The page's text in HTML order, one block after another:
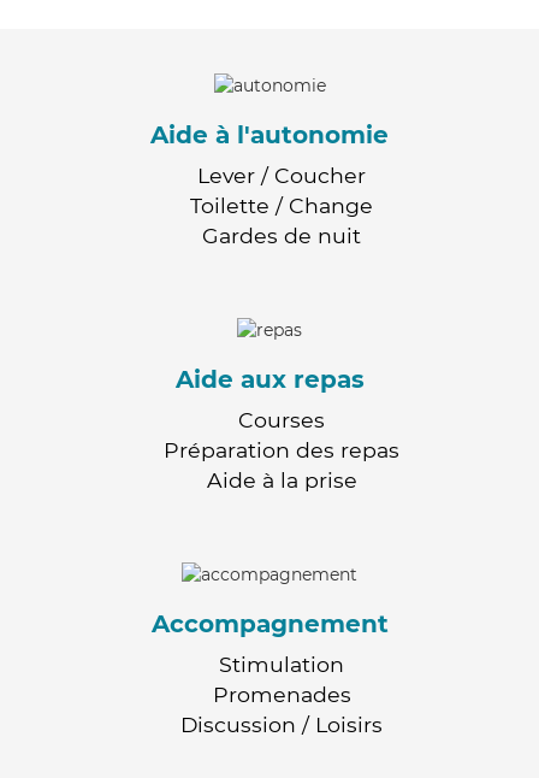
Aide à l'autonomie
Lever / Coucher
Toilette / Change
Gardes de nuit
Aide aux repas
Courses
Préparation des repas
Aide à la prise
Accompagnement
Stimulation
Promenades
Discussion / Loisirs